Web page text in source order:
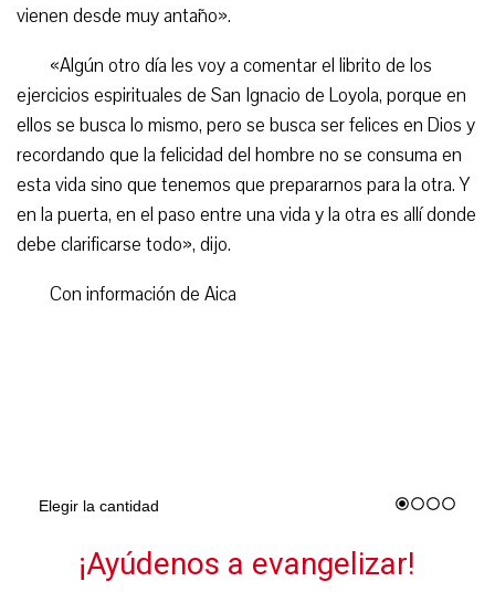
vienen desde muy antaño».
«Algún otro día les voy a comentar el librito de los
ejercicios espirituales de San Ignacio de Loyola, porque en
ellos se busca lo mismo, pero se busca ser felices en Dios y
recordando que la felicidad del hombre no se consuma en
esta vida sino que tenemos que prepararnos para la otra. Y
en la puerta, en el paso entre una vida y la otra es allí donde
debe clarificarse todo», dijo.
Con información de Aica